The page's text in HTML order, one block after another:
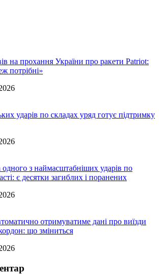
на прохання України про ракети Patriot:
потрібні»
ударів по складах уряд готує підтримку
одного з наймасштабніших ударів по
є десятки загиблих і поранених
отримуватиме дані про виїзди
що зміниться